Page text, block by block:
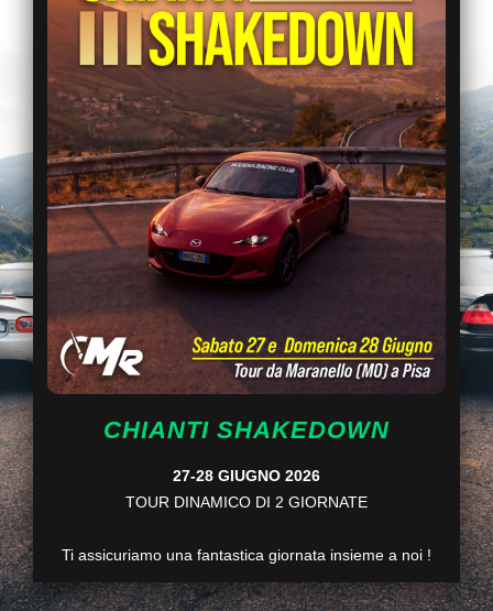
CHIANTI SHAKEDOWN
27-28 GIUGNO 2026
TOUR DINAMICO DI 2 GIORNATE
Ti assicuriamo una fantastica giornata insieme a noi !